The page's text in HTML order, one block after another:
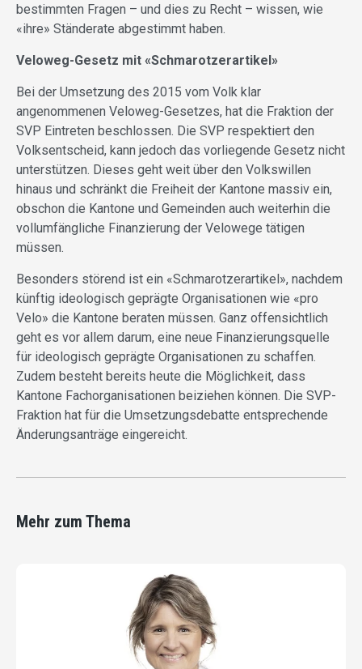
bestimmten Fragen – und dies zu Recht – wissen, wie
«ihre» Ständerate abgestimmt haben.
Veloweg-Gesetz mit «Schmarotzerartikel»
Bei der Umsetzung des 2015 vom Volk klar
angenommenen Veloweg-Gesetzes, hat die Fraktion der
SVP Eintreten beschlossen. Die SVP respektiert den
Volksentscheid, kann jedoch das vorliegende Gesetz nicht
unterstützen. Dieses geht weit über den Volkswillen
hinaus und schränkt die Freiheit der Kantone massiv ein,
obschon die Kantone und Gemeinden auch weiterhin die
vollumfängliche Finanzierung der Velowege tätigen
müssen.
Besonders störend ist ein «Schmarotzerartikel», nachdem
künftig ideologisch geprägte Organisationen wie «pro
Velo» die Kantone beraten müssen. Ganz offensichtlich
geht es vor allem darum, eine neue Finanzierungsquelle
für ideologisch geprägte Organisationen zu schaffen.
Zudem besteht bereits heute die Möglichkeit, dass
Kantone Fachorganisationen beiziehen können. Die SVP-
Fraktion hat für die Umsetzungsdebatte entsprechende
Änderungsanträge eingereicht.
Mehr zum Thema